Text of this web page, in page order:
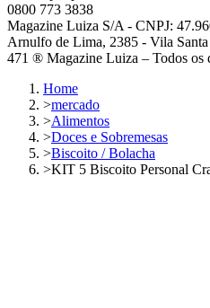
0800 773 3838
Magazine Luiza S/A - CNPJ:
Arnulfo de Lima, 2385 - Vila
471 ® Magazine Luiza – Todos os
Home
>mercado
>Alimentos
>Doces e Sobremesas
>Biscoito / Bolacha
>KIT 5 Biscoito Personal